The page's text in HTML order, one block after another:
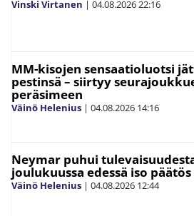
Vinski Virtanen | 04.08.202622:16
MM-kisojen sensaatioluotsi
pestinsä – siirtyy
peräsimeen
Väinö Helenius | 04.08.2026 14:16
Neymar puhui
joulukuussa edessä iso päätös
Väinö Helenius | 04.08.2026 12:44